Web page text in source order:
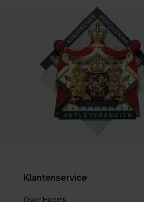
Klantenservice
Over Heems